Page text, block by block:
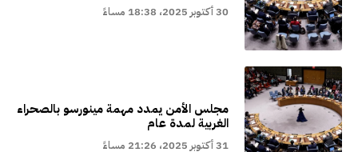
30 أكتوبر 2025، 18:38 مساءً
مجلس الأمن يمدد مهمة مينورسو بالصحراء
الغربية لمدة عام
31 أكتوبر 2025، 21:26 مساءً